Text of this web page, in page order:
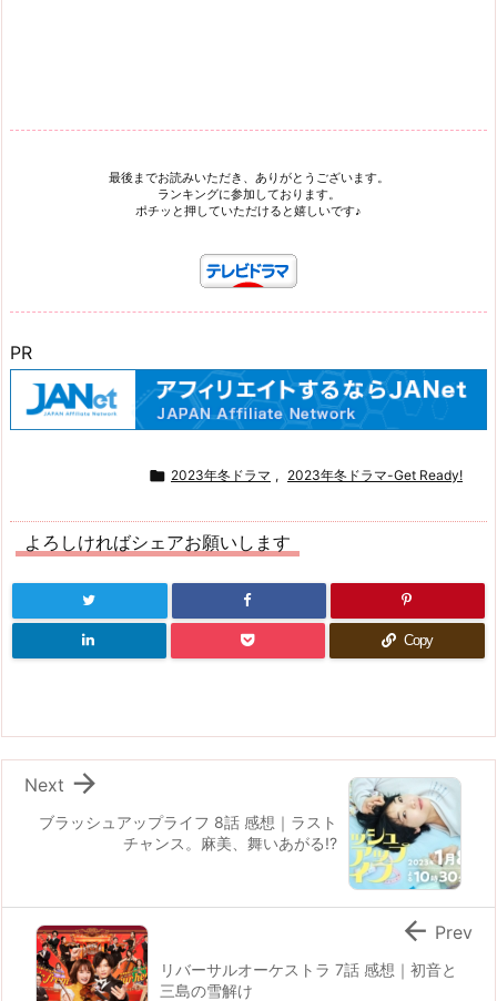
最後までお読みいただき、ありがとうございます。
ランキングに参加しております。
ポチッと押していただけると嬉しいです♪
PR
 2023年冬ドラマ , 2023年冬ドラマ-Get Ready!
よろしければシェアお願いします
Copy
ブラッシュアップライフ 8話 感想｜ラスト
チャンス。麻美、舞いあがる!?

Next
リバーサルオーケストラ 7話 感想｜初音と
三島の雪解け
 Prev